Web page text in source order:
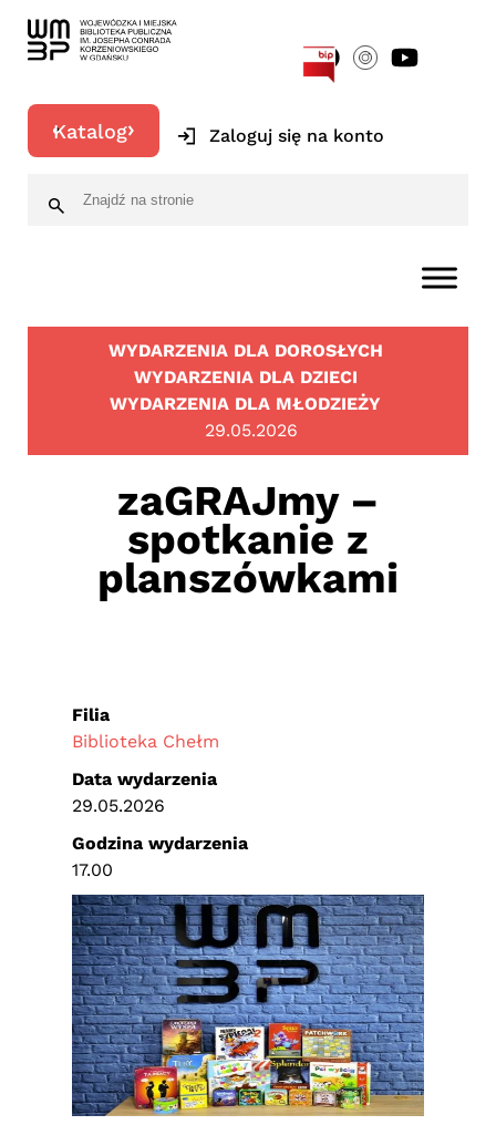
Katalog Zaloguj się na konto
WYDARZENIA DLA DOROSŁYCH
WYDARZENIA DLA DZIECI
WYDARZENIA DLA MŁODZIEŻY
29.05.2026
zaGRAJmy –
spotkanie z
planszówkami
Filia
Biblioteka Chełm
Data wydarzenia
29.05.2026
Godzina wydarzenia
17.00